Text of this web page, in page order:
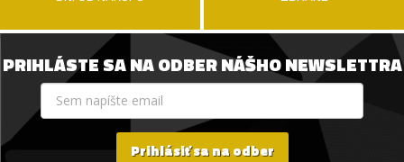
PRIHLÁSTE SA NA ODBER NÁŠHO NEWSLETTRA
Prihlásiť sa na odber